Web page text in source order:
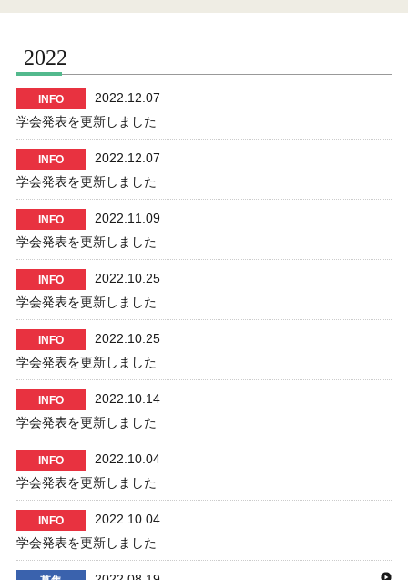
2022
INFO
2022.12.07
学会発表を更新しました
INFO
2022.12.07
学会発表を更新しました
INFO
2022.11.09
学会発表を更新しました
INFO
2022.10.25
学会発表を更新しました
INFO
2022.10.25
学会発表を更新しました
INFO
2022.10.14
学会発表を更新しました
INFO
2022.10.04
学会発表を更新しました
INFO
2022.10.04
学会発表を更新しました